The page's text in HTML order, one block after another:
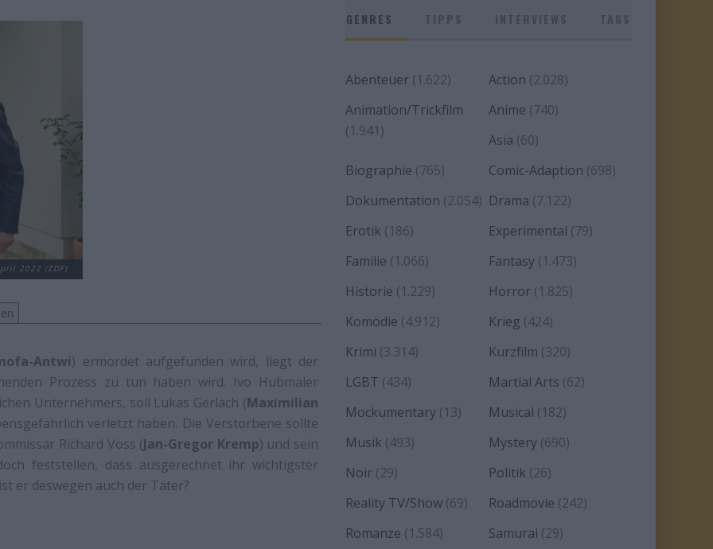
2022 (ZDF)
Antwi) ermordet aufgefunden wird, liegt der
Prozess zu tun haben wird. Ivo Hubmaier
Unternehmers, soll Lukas Gerlach (Maximilian
verletzt haben. Die Verstorbene sollte
Richard Voss (Jan-Gregor Kremp) und sein
feststellen, dass ausgerechnet ihr wichtigster
er deswegen auch der Täter?
GENRES
Abenteuer (1.622) Action (2.028)
Animation/Trickfilm
(1.941)
Anime (740)
Asia (60)
Biographie (765) Comic-Adaption (698)
Dokumentation (2.054) Drama (7.122)
Erotik (186) Experimental (79)
Familie (1.066) Fantasy(1.473)
Historie (1.229) Horror(1.825)
Komödie (4.912) Krieg (424)
Krimi (3.314) Kurzfilm (320)
LGBT (434) Martial Arts (62)
Mockumentary (13) Musical (182)
Musik (493) Mystery(690)
Noir (29) Politik (26)
Reality TV/Show (69) Roadmovie (242)
Romanze (1.584) Samurai (29)